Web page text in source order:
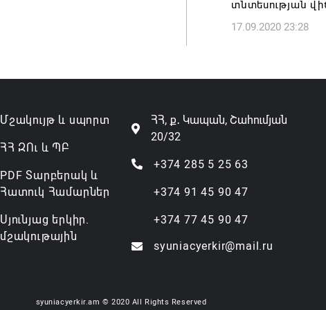
տնտեսության
17.09.2020 23:28
Մշակույթ և սպորտ
ՀՀ ԶՈւ և ՊԲ
PDF Տարբերակ և
Հատուկ Համարներ
Սյունյաց երկիր.
մշակութային
ՀՀ, ք․ Կապան, Շահումյան
20/32
+374 285 5 25 63
+374 91 45 90 47
+374 77 45 90 47
syuniacyerkir@mail.ru
syuniacyerkir.am © 2020 All Rights Reserved